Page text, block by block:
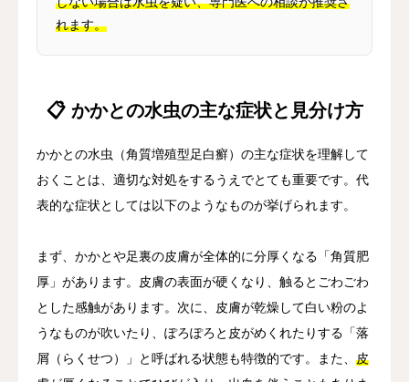
れます。
📋 かかとの水虫の主な症状と見分け方
かかとの水虫（角質増殖型足白癬）の主な症状を理解して
おくことは、適切な対処をするうえでとても重要です。代
表的な症状としては以下のようなものが挙げられます。
まず、かかとや足裏の皮膚が全体的に分厚くなる「角質肥
厚」があります。皮膚の表面が硬くなり、触るとごわごわ
とした感触があります。次に、皮膚が乾燥して白い粉のよ
うなものが吹いたり、ぽろぽろと皮がめくれたりする「落
屑（らくせつ）」と呼ばれる状態も特徴的です。また、 皮